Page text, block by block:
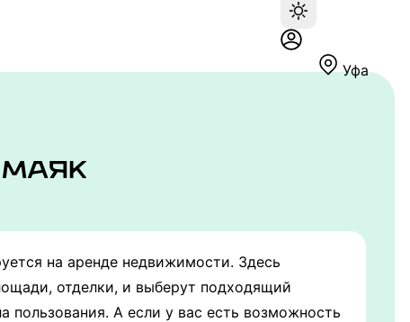
Уфа
на аренде недвижимости. Здесь
отделки, и выберут подходящий
пользования. А если у вас есть возможность